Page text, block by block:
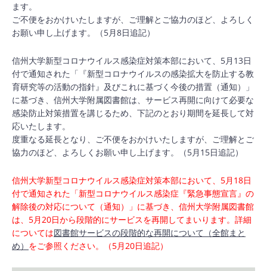
ます。
ご不便をおかけいたしますが、ご理解とご協力のほど、よろしく
お願い申し上げます。（5月8日追記）
信州大学新型コロナウイルス感染症対策本部において、5月13日
付で通知された「『新型コロナウイルスの感染拡大を防止する教
育研究等の活動の指針』及びこれに基づく今後の措置（通知）」
に基づき、信州大学附属図書館は、サービス再開に向けて必要な
感染防止対策措置を講じるため、下記のとおり期間を延長して対
応いたします。
度重なる延長となり、ご不便をおかけいたしますが、ご理解とご
協力のほど、よろしくお願い申し上げます。（5月15日追記）
信州大学新型コロナウイルス感染症対策本部において、5月18日
付で通知された「新型コロナウイルス感染症『緊急事態宣言』の
解除後の対応について（通知）」に基づき、信州大学附属図書館
は、5月20日から段階的にサービスを再開してまいります。詳細
については図書館サービスの段階的な再開について（全館まと
め） をご参照ください。（5月20日追記）